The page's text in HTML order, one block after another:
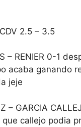
2.5 – 3.5
– RENIER 0-1
acaba ganando
jeje
– GARCIA
callejo podia